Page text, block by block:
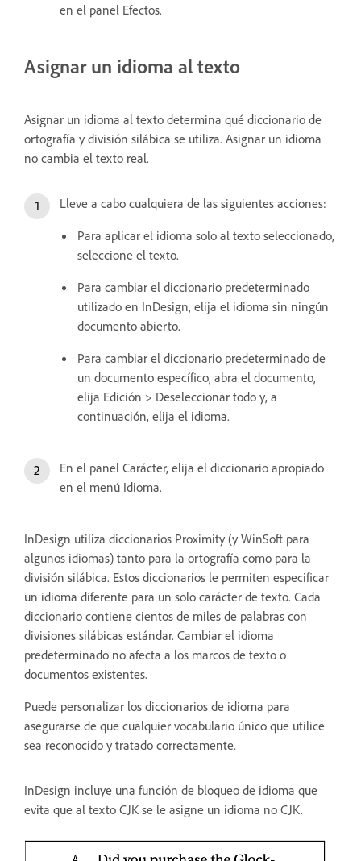
en el panel Efectos.
Asignar un idioma al texto
Asignar un idioma al texto determina qué diccionario de
ortografía y división silábica se utiliza. Asignar un idioma
no cambia el texto real.
Lleve a cabo cualquiera de las siguientes acciones:
Para aplicar el idioma solo al texto seleccionado,
seleccione el texto.
Para cambiar el diccionario predeterminado
utilizado en InDesign, elija el idioma sin ningún
documento abierto.
Para cambiar el diccionario predeterminado de
un documento específico, abra el documento,
elija Edición > Deseleccionar todo y, a
continuación, elija el idioma.
En el panel Carácter, elija el diccionario apropiado
en el menú Idioma.
InDesign utiliza diccionarios Proximity (y WinSoft para
algunos idiomas) tanto para la ortografía como para la
división silábica. Estos diccionarios le permiten especificar
un idioma diferente para un solo carácter de texto. Cada
diccionario contiene cientos de miles de palabras con
divisiones silábicas estándar. Cambiar el idioma
predeterminado no afecta a los marcos de texto o
documentos existentes.
Puede personalizar los diccionarios de idioma para
asegurarse de que cualquier vocabulario único que utilice
sea reconocido y tratado correctamente.
InDesign incluye una función de bloqueo de idioma que
evita que al texto CJK se le asigne un idioma no CJK.